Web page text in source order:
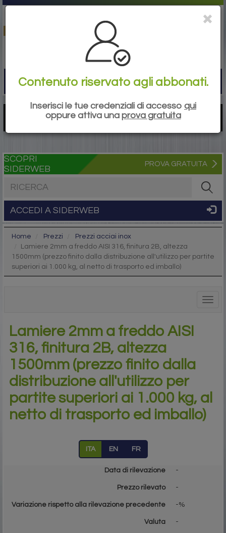
SCOPRI
SIDERWEB
PROVA GRATUITA
ACCEDI A SIDERWEB
Home Prezzi
Prezzi acciai inox
Lamiere 2mm a freddo AISI 316, finitura 2B, altezza
1500mm (prezzo finito dalla distribuzione all'utilizzo per partite
superiori ai 1.000 kg, al netto di trasporto ed imballo)
Lamiere 2mm a freddo AISI
316, finitura 2B, altezza
1500mm (prezzo finito dalla
distribuzione all'utilizzo per
partite superiori ai 1.000 kg, al
netto di trasporto ed imballo)
ITA EN FR
Data di rilevazione -
Prezzo rilevato -
Variazione rispetto alla rilevazione precedente -%
Valuta -
Contenuto riservato agli abbonati.
Inserisci le tue credenziali di accesso qui
oppure attiva una prova gratuita